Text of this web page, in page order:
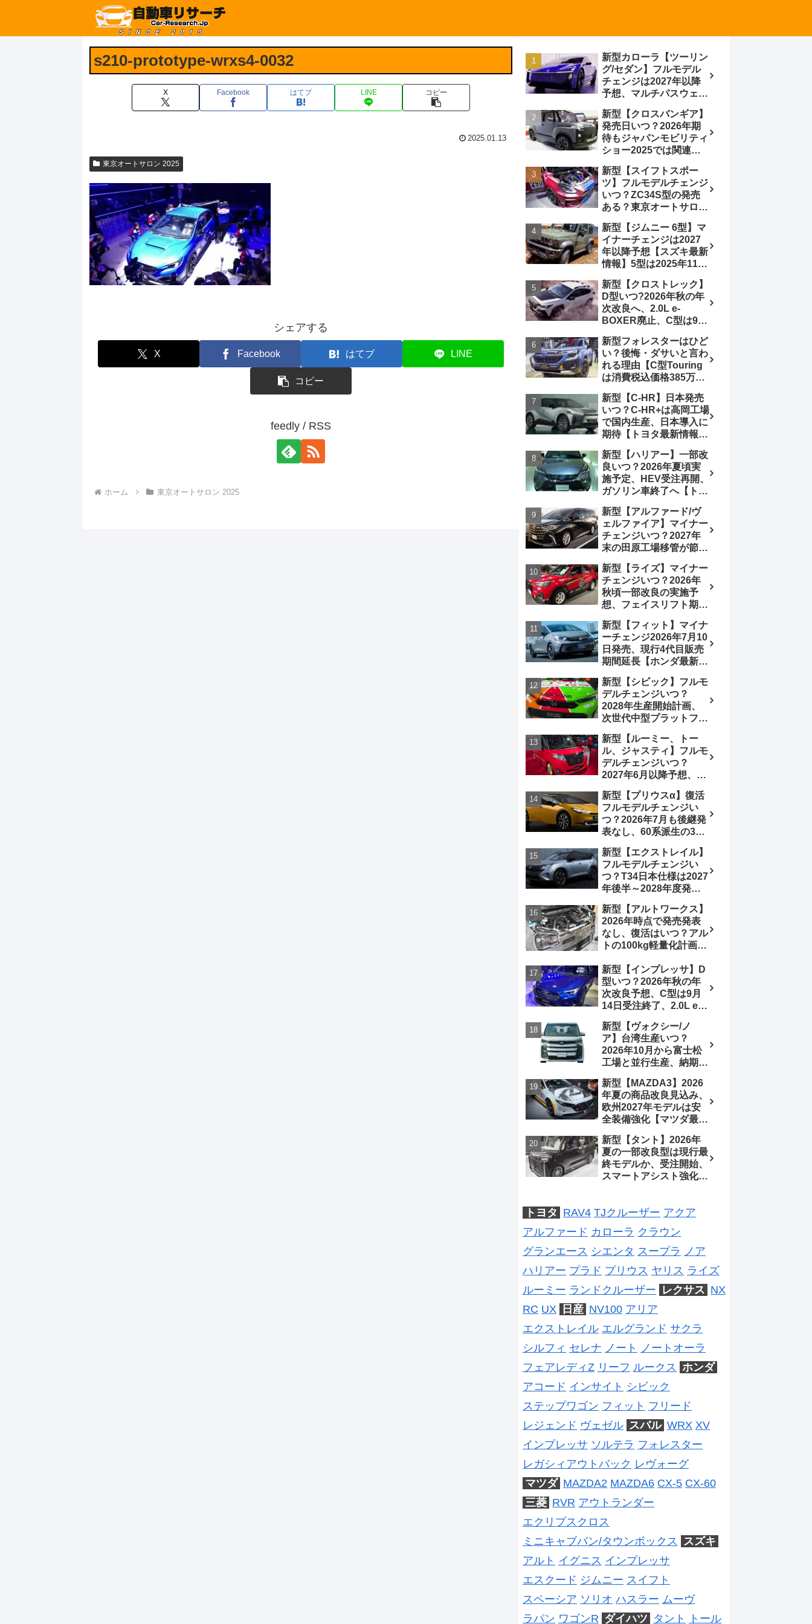
s210-prototype-wrxs4-0032
X Facebook はてブ LINE コピー
2025.01.13
東京オートサロン 2025
シェアする
X Facebook はてブ LINE
コピー
feedly / RSS
ホーム 東京オートサロン 2025
新型カローラ【ツーリン
グ/セダン】フルモデル
チェンジは2027年以降
予想、マルチパスウェイ
BEVからの派生で新開発
小型エンジン搭載の
HEV/PHEV、ギガキャ
ストの採用は無しか【ト
ヨタ最新情報】60周年記
念車発売
新型【クロスバンギア】
発売日いつ？2026年期
待もジャパンモビリティ
ショー2025では関連モ
最新情報】ベース車ノ
ア/ヴォクシーの台湾生
産開始に注目、「ギア」
のほか「コア」と「ツー
ル」、デリカD:5対抗の
クロスオーバーSUVミニ
バン
新型【スイフトスポー
ツ】フルモデルチェンジ
いつ？ZC34S型の発売
ある？東京オートサロン
エロー レヴはスイスポ
コンセプトか？ハイブリ
ッド化/重量増/価格アッ
プが争点【スズキ最新情
報】特別仕様車
「ZC33S Final
Edition」終了
新型【ジムニー 6型】マ
イナーチェンジは2027
年以降予想【スズキ最新
情報】5型は2025年11月
ACC・スズキコネクト
採用
新型【クロストレック】
D型いつ?2026年秋の年
次改良へ、2.0L e-
BOXER廃止、C型は9月
ーボ採用予想【スバル最
新情報】
新型フォレスターはひど
い？後悔・ダサいと言わ
れる理由【C型Touring
は消費税込価格385万円
19.1km/L、納期4～5か
月】ナビUI・冬用タイ
ヤ・ウィルダネス日本発
売は？カーオブザイヤー
とJNCAP大賞受賞後も
残る注意点
新型【C-HR】日本発売
いつ？C-HR+は高岡工場
で国内生産、日本導入に
期待【トヨタ最新情報】
売、2代目HEV・PHEV
は日本未導入
新型【ハリアー】一部改
良いつ？2026年夏頃実
施予定、HEV受注再開、
ガソリン車終了へ【トヨ
チェンジ2027年以降予
想
新型【アルファード/ヴ
ェルファイア】マイナー
チェンジいつ？2027年
末の田原工場移管が節目
のフェイスリフト予想
【トヨタ最新情報】
2026年6月一部改良済
み、消費税込価格559万
9000円から
新型【ライズ】マイナー
チェンジいつ？2026年
秋頃一部改良の実施予
想、フェイスリフト期
2～3ヵ月に短縮【ダイハ
ツ最新情報】前回改良は
2024年11月5日、価格
180.07～244.2万円、値
上げ約8～10万円、法規
対応、ハイブリッド
4WD追加まだ、フルモ
デルチェンジはトヨタが
介入か
新型【フィット】マイナ
ーチェンジ2026年7月10
日発売、現行4代目販売
期間延長【ホンダ最新情
いつ？フルモデルチェン
ジは2029年頃まで遅れ
る予想
新型【シビック】フルモ
デルチェンジいつ？
2028年生産開始計画、
次世代中型プラットフォ
搭載予想【ホンダ最新情
報】Honda S+ Shiftは現
行e:HEV RS 消費税込
4,659,600円で先行導入
新型【ルーミー、トー
ル、ジャスティ】フルモ
デルチェンジいつ？
2027年6月以降予想、ビ
う無い？【トヨタ最新情
報】1.2Lハイブリッド追
加は次期型に期待
新型【プリウスα】復活
フルモデルチェンジい
つ？2026年7月も後継発
表なし、60系派生の3列
発売される可能性は【ト
ヨタ最新情報デザイン予
想画像】スライドドア装
備の要望も
新型【エクストレイル】
フルモデルチェンジい
つ？T34日本仕様は2027
年後半～2028年度発売
米ローグe-POWERは
2026年後半投入へ
新型【アルトワークス】
2026年時点で発売発表
なし、復活はいつ？アル
トの100kg軽量化計画は
処、5MTターボとアルト
スピリットに期待【スズ
キ最新情報】
新型【インプレッサ】D
型いつ？2026年秋の年
次改良予想、C型は9月
14日受注終了、2.0L e-
グハイブリッド設定無し
予想【スバル最新情報】
新型【ヴォクシー/ノ
ア】台湾生産いつ？
2026年10月から富士松
工場と並行生産、納期短
2026年5月6日マイナー
チェンジ、価格 NOAH
326万1500円、VOXY
375万1000円、特別仕様
車 WxBと煌の追加に期
待、S-Zに12.3インチメ
ーター
新型【MAZDA3】2026
年夏の商品改良見込み、
欧州2027年モデルは安
全装備強化【マツダ最新
ジは2028年以降予想
新型【タント】2026年
夏の一部改良型は現行最
終モデルか、受注開始、
スマートアシスト強化と
【ダイハツ最新情報】
トヨタ RAV4 TJクルーザー アクア
アルファード カローラ クラウン
グランエース シエンタ スープラ
ノア
ハリアー プラド プリウス ヤリス ライズ
ルーミー ランドクルーザー レクサス NX
RC UX 日産 NV100 アリア
エクストレイル エルグランド サクラ
シルフィ セレナ ノート
ノートオーラ
フェアレディZ リーフ ルークス ホンダ
アコード インサイト シビック
ステップワゴン フィット フリード
レジェンド ヴェゼル スバル WRX XV
インプレッサ ソルテラ フォレスター
レガシィアウトバック レヴォーグ
マツダ MAZDA2 MAZDA6 CX-5 CX-60
三菱 RVR アウトランダー
エクリプスクロス
ミニキャブバン/タウンボックス
スズキ
アルト イグニス インプレッサ
エスクード ジムニー スイフト
スペーシア ソリオ ハスラー ムーヴ
ラパン ワゴンR ダイハツ タント トール